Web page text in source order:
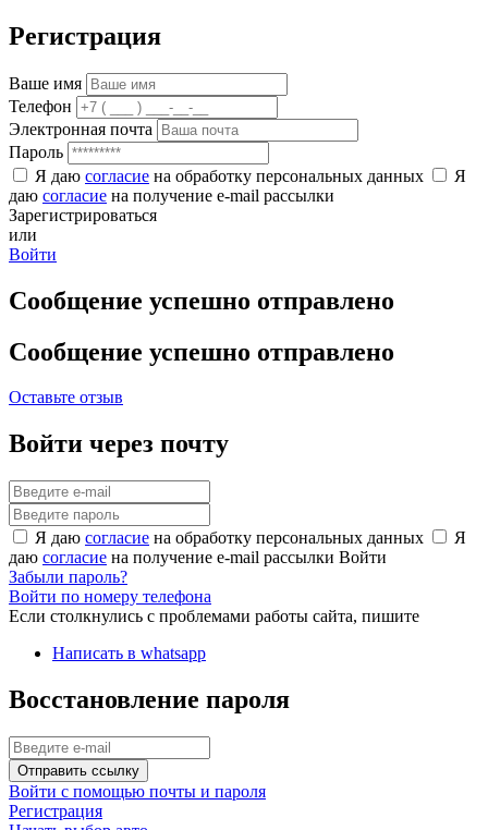
Регистрация
Ваше имя
Телефон
Электронная почта
Пароль
Я даю согласие на обработку персональных данных
Я
даю согласие на получение e-mail рассылки
Зарегистрироваться
или
Войти
Сообщение успешно отправлено
Сообщение успешно отправлено
Оставьте отзыв
Войти через почту
Я даю согласие на обработку персональных данных
Я
даю согласие на получение e-mail рассылки Войти
Забыли пароль?
Войти по номеру телефона
Если столкнулись с проблемами работы сайта, пишите
Написать в whatsapp
Восстановление пароля
Отправить ссылку
Войти с помощью почты и пароля
Регистрация